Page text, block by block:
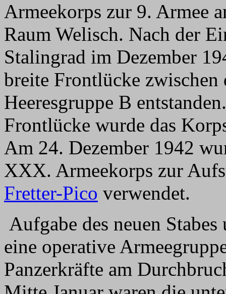
Armeekorps zur 9. Armee
Raum Welisch. Nach der
Stalingrad im Dezember
breite Frontlücke zwischen
Heeresgruppe B
Frontlücke wurde das
Am 24. Dezember 1942
XXX. Armeekorps zur
Fretter-Pico verwendet.
Aufgabe des neuen
eine operative
Panzerkräfte am